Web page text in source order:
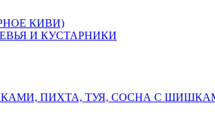
КИВИ)
И КУСТАРНИКИ
ПИХТА, ТУЯ, СОСНА С